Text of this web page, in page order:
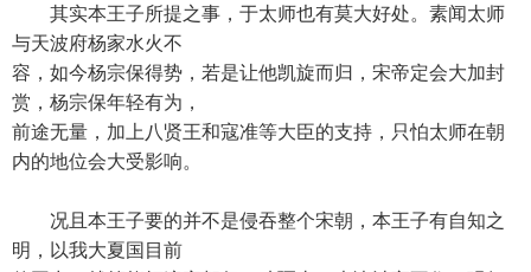
其实本王子所提之事，于太师也有莫大好处。素闻太师
与天波府杨家水火不
容，如今杨宗保得势，若是让他凯旋而归，宋帝定会大加封
赏，杨宗保年轻有为，
前途无量，加上八贤王和寇准等大臣的支持，只怕太师在朝
内的地位会大受影响。
况且本王子要的并不是侵吞整个宋朝，本王子有自知之
明，以我大夏国目前